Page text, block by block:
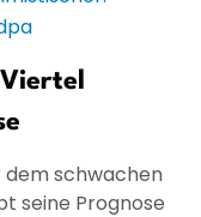
schwachen
seine Prognose